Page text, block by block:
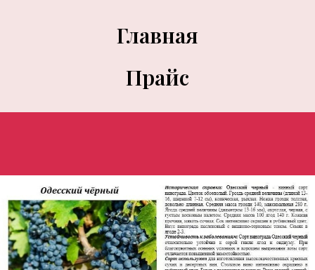
Главная
Прайс